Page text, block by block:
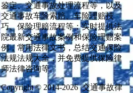
鉴定、交通事故处理流程等，以及
交通事故车险索赔、车险理赔技
巧、保险理赔流程等；实时提供法
院最新交通事故案例和保险理赔案
例，常用法律文书，总结交通保险
法规法规大全，并免费提供保险律
师法律咨询等。
Copyright © 2014-2026 交通事故律